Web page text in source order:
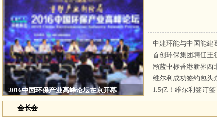
2016中国环保产业高峰论坛在京开幕
首创环保集团聘任王
会长会